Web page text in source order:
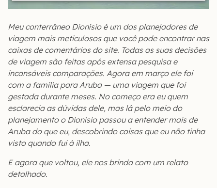
Meu conterrâneo Dionísio é um dos planejadores de
viagem mais meticulosos que você pode encontrar nas
caixas de comentários do site. Todas as suas decisões
de viagem são feitas após extensa pesquisa e
incansáveis comparações. Agora em março ele foi
com a família para Aruba — uma viagem que foi
gestada durante meses. No começo era eu quem
esclarecia as dúvidas dele, mas lá pelo meio do
planejamento o Dionísio passou a entender mais de
Aruba do que eu, descobrindo coisas que eu não tinha
visto quando fui à ilha.
E agora que voltou, ele nos brinda com um relato
detalhado.